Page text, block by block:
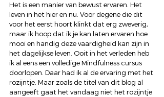
Het is een manier van bewust ervaren. Het
leven in het hier en nu. Voor degene die dit
voor het eerst hoort klinkt dat erg zweverig,
maar ik hoop dat ik je kan laten ervaren hoe
mooi en handig deze vaardigheid kan zijn in
het dagelijkse leven. Ooit in het verleden heb
ik al eens een volledige Mindfulness cursus
doorlopen. Daar had ik al de ervaring met het
rozijntje. Maar zoals de titel van dit blog al
aangeeft gaat het vandaag niet het rozijntje